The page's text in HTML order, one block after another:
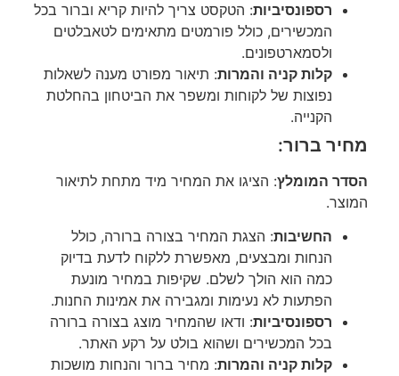
רספונסיביות: הטקסט צריך להיות קריא וברור בכל
המכשירים, כולל פורמטים מתאימים לטאבלטים
ולסמארטפונים.
קלות קניה והמרות: תיאור מפורט מענה לשאלות
נפוצות של לקוחות ומשפר את הביטחון בהחלטת
הקנייה.
מחיר ברור:
הסדר המומלץ: הציגו את המחיר מיד מתחת לתיאור
המוצר.
החשיבות: הצגת המחיר בצורה ברורה, כולל
הנחות ומבצעים, מאפשרת ללקוח לדעת בדיוק
כמה הוא הולך לשלם. שקיפות במחיר מונעת
הפתעות לא נעימות ומגבירה את אמינות החנות.
רספונסיביות: ודאו שהמחיר מוצג בצורה ברורה
בכל המכשירים ושהוא בולט על רקע האתר.
קלות קניה והמרות: מחיר ברור והנחות מושכות